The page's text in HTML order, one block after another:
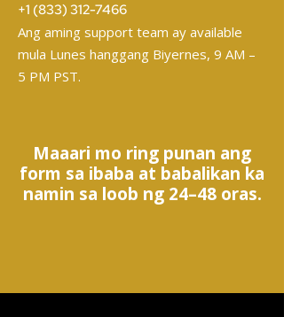
+1 (833) 312-7466
Ang aming support team ay available
mula Lunes hanggang Biyernes, 9 AM –
5 PM PST.
Maaari mo ring punan ang
form sa ibaba at babalikan ka
namin sa loob ng 24–48 oras.